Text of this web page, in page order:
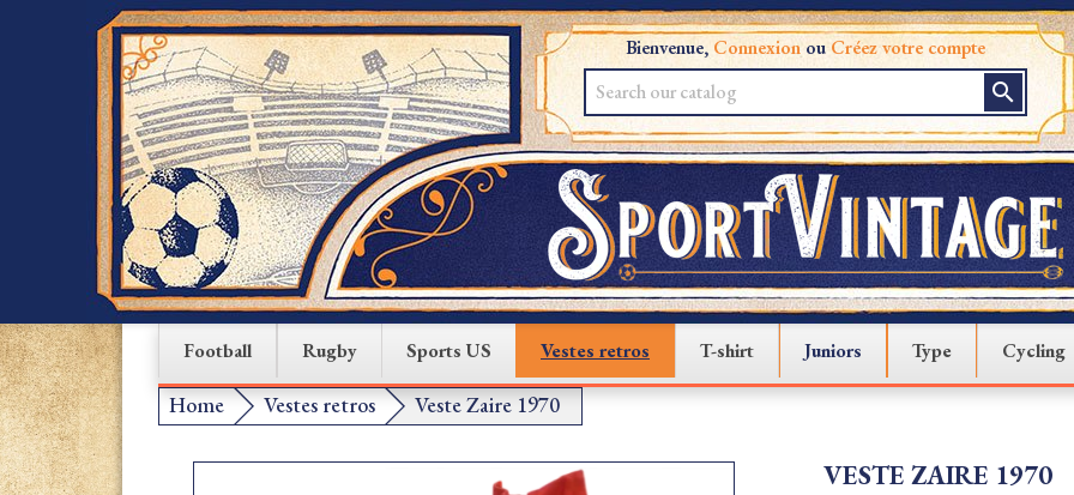
Bienvenue, ConnexionouCréez votre compte
search
Football Rugby Sports US Vestes retros T-shirt Juniors Type Cycling
Home Vestes retros Veste Zaire 1970
VESTE ZAIRE 1970